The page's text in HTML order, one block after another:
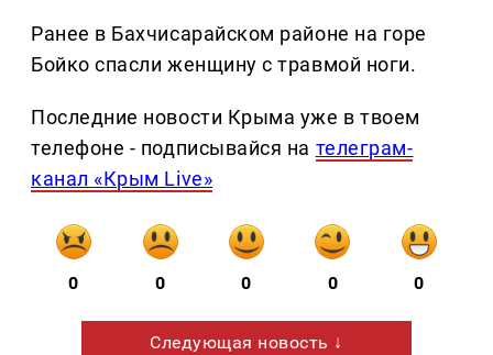
Ранее в Бахчисарайском районе на горе
Бойко спасли женщину с травмой ноги.
Последние новости Крыма уже в твоем
телефоне - подписывайся на телеграм-
канал «Крым Live»
0 0 0 0 0
Следующая новость ↓